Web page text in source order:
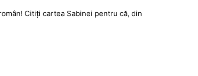
Citiți cartea Sabinei pentru că, din